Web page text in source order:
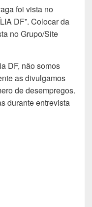
foi vista no
DF”. Colocar da
no Grupo/Site
DF, não somos
as divulgamos
de desempregos.
durante entrevista